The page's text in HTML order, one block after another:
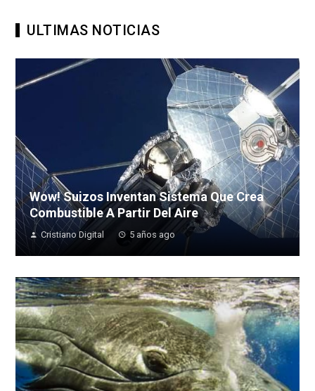
ULTIMAS NOTICIAS
Wow! Suizos Inventan Sistema Que Crea
Combustible A Partir Del Aire
Cristiano Digital 5 años ago